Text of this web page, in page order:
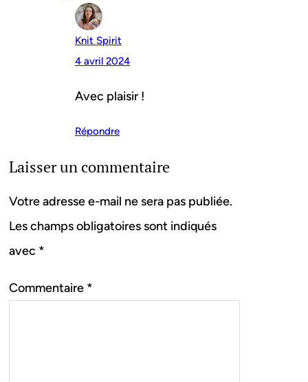
Knit Spirit
4 avril 2024
Avec plaisir !
Répondre
Laisser un commentaire
Votre adresse e-mail ne sera pas publiée.
Les champs obligatoires sont indiqués
avec *
Commentaire *